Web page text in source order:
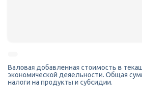
Валовая добавленная стоимость в
экономической деяельности. Общая
налоги на продукты и субсидии.